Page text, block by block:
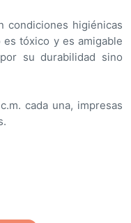
condiciones higiénicas
tóxico y es amigable
su durabilidad sino
cada una, impresas